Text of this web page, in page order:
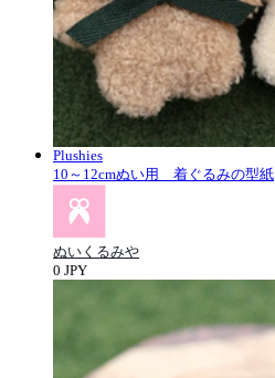
Plushies
10～12cmぬい用 着ぐるみの型紙
ぬいくるみや
0 JPY